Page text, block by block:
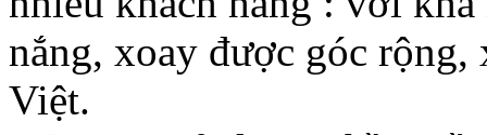
nắng, xoay được góc rộng,
Việt.